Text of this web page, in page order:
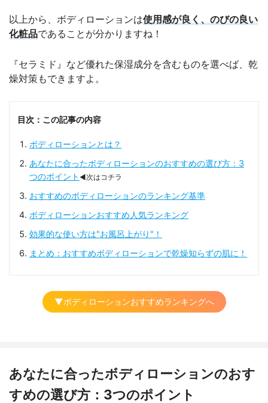
以上から、ボディローションは使用感が良く、のびの良い
化粧品であることが分かりますね！
『セラミド』など優れた保湿成分を含むものを選べば、乾
燥対策もできますよ。
目次：この記事の内容
ボディローションとは？
あなたに合ったボディローションのおすすめの選び方：3
つのポイント ◀次はコチラ
おすすめのボディローションのランキング基準
ボディローションおすすめ人気ランキング
効果的な使い方は"お風呂上がり"！
まとめ：おすすめボディローションで乾燥知らずの肌に！
▼ボディローションおすすめランキングへ
あなたに合ったボディローションのおす
すめの選び方：3つのポイント